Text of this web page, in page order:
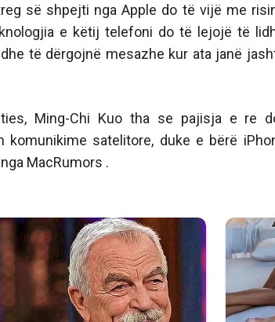
së shpejti nga Apple do të vijë me
e këtij telefoni do të lejojë të
të dërgojnë mesazhe kur ata janë
Ming-Chi Kuo tha se pajisja e re
komunikime satelitore, duke e bërë
MacRumors .